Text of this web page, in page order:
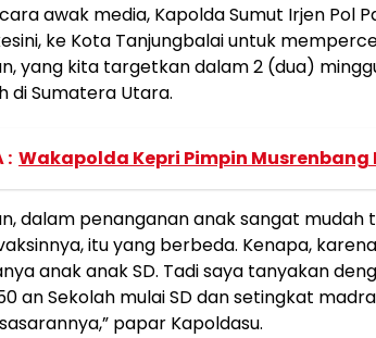
awak media, Kapolda Sumut Irjen Pol
ke Kota Tanjungbalai untuk
yang kita targetkan dalam 2 (dua)
di Sumatera Utara.
: Wakapolda Kepri Pimpin Musrenbang
dalam penanganan anak sangat
itu yang berbeda. Kenapa,
anak anak SD. Tadi saya tanyakan
an Sekolah mulai SD dan setingkat
papar Kapoldasu.